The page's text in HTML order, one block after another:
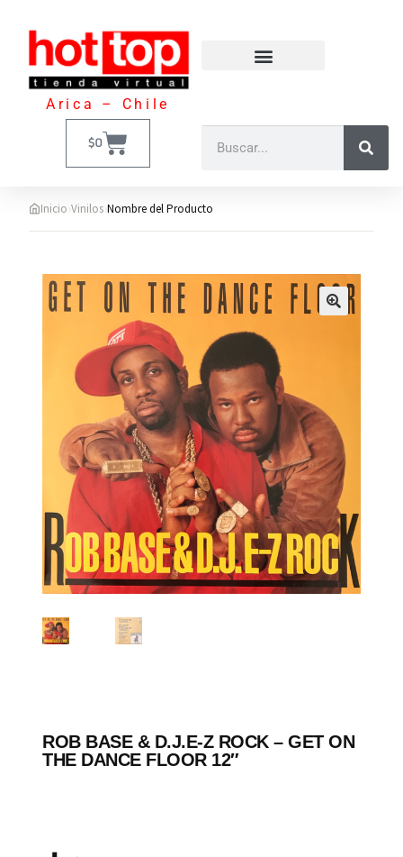
Arica – Chile
$0
Inicio›Vinilos›Nombre del Producto
ROB BASE & D.J.E-Z ROCK – GET ON
THE DANCE FLOOR 12″